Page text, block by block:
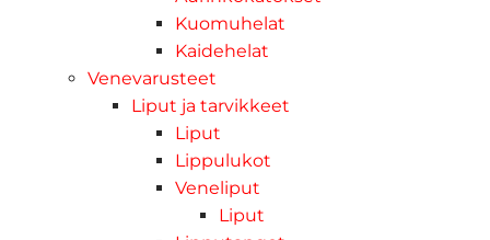
Kuomuhelat
Kaidehelat
Venevarusteet
Liput ja tarvikkeet
Liput
Lippulukot
Veneliput
Liput